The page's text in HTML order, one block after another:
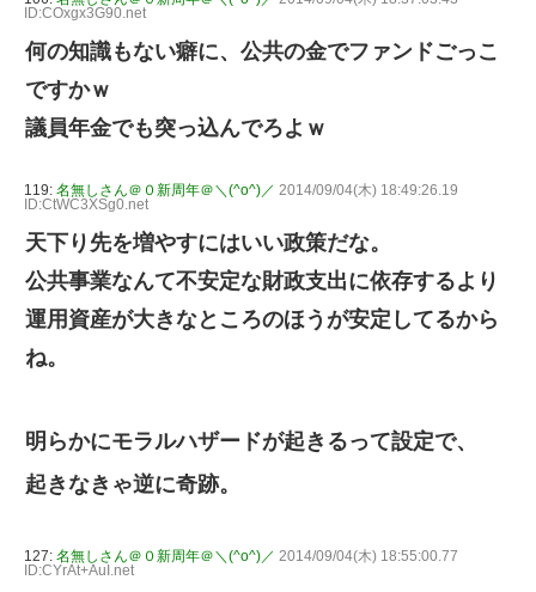
ID:COxgx3G90.net
何の知識もない癖に、公共の金でファンドごっこ
ですかｗ
議員年金でも突っ込んでろよｗ
119: 名無しさん＠０新周年＠＼(^o^)／ 2014/09/04(木) 18:49:26.19
ID:CtWC3XSg0.net
天下り先を増やすにはいい政策だな。
公共事業なんて不安定な財政支出に依存するより
運用資産が大きなところのほうが安定してるから
ね。
明らかにモラルハザードが起きるって設定で、
起きなきゃ逆に奇跡。
127: 名無しさん＠０新周年＠＼(^o^)／ 2014/09/04(木) 18:55:00.77
ID:CYrAt+AuI.net